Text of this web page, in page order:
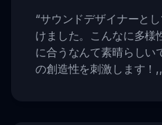
“サウンドデザイナーと
けました。こんなに多様
に合うなんて素晴らしい
の創造性を刺激します！ ,,